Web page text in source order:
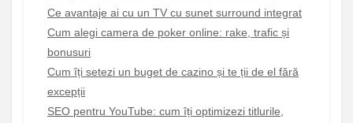
Ce avantaje ai cu un TV cu sunet surround integrat
Cum alegi camera de poker online: rake, trafic și
bonusuri
Cum îți setezi un buget de cazino și te ții de el fără
excepții
SEO pentru YouTube: cum îți optimizezi titlurile,